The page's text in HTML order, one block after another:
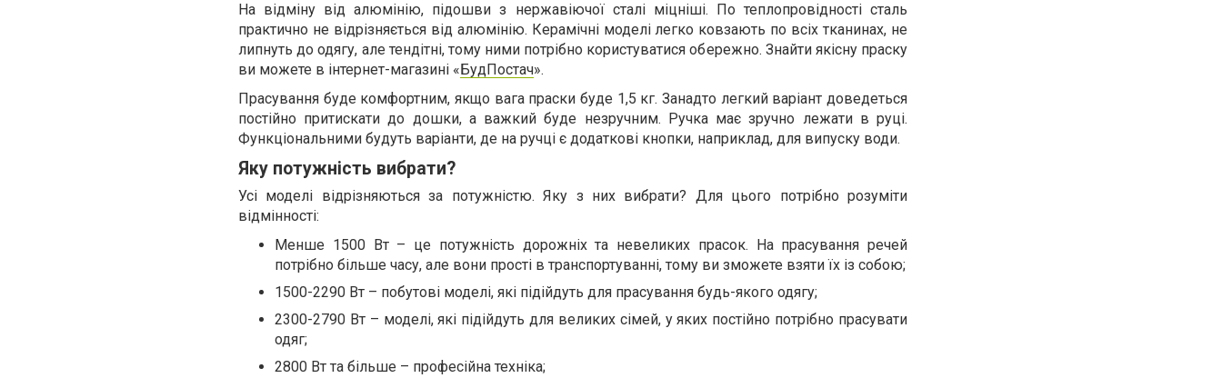
На відміну від алюмінію, підошви з нержавіючої сталі міцніші. По теплопровідності сталь
практично не відрізняється від алюмінію. Керамічні моделі легко ковзають по всіх тканинах, не
липнуть до одягу, але тендітні, тому ними потрібно користуватися обережно. Знайти якісну праску
ви можете в інтернет-магазині «БудПостач».
Прасування буде комфортним, якщо вага праски буде 1,5 кг. Занадто легкий варіант доведеться
постійно притискати до дошки, а важкий буде незручним. Ручка має зручно лежати в руці.
Функціональними будуть варіанти, де на ручці є додаткові кнопки, наприклад, для випуску води.
Яку потужність вибрати?
Усі моделі відрізняються за потужністю. Яку з них вибрати? Для цього потрібно розуміти
відмінності:
Менше 1500 Вт – це потужність дорожніх та невеликих прасок. На прасування речей
потрібно більше часу, але вони прості в транспортуванні, тому ви зможете взяти їх із собою;
1500-2290 Вт – побутові моделі, які підійдуть для прасування будь-якого одягу;
2300-2790 Вт – моделі, які підійдуть для великих сімей, у яких постійно потрібно прасувати
одяг;
2800 Вт та більше – професійна техніка;